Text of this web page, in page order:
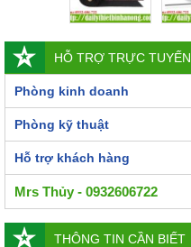
HỖ TRỢ TRỰC TUYẾN
Phòng kinh doanh
Phòng kỹ thuật
Hỗ trợ khách hàng
Mrs Thủy - 0932606722
THÔNG TIN CẦN BIẾT